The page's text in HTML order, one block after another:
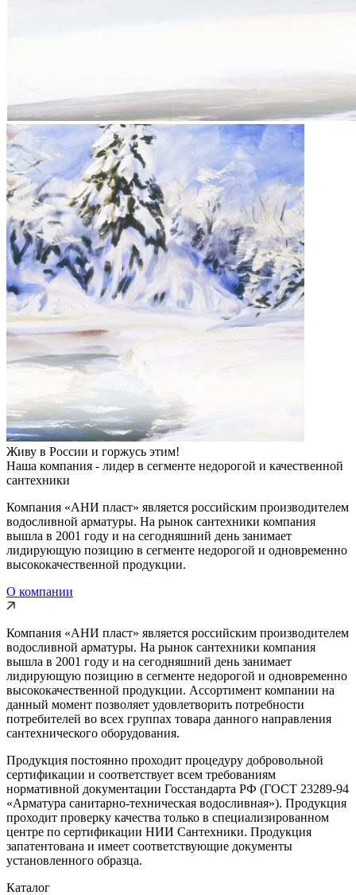
Живу в России и горжусь этим!
Наша компания - лидер в сегменте недорогой и качественной
сантехники
Компания «АНИ пласт» является российским производителем
водосливной арматуры. На рынок сантехники компания
вышла в 2001 году и на сегодняшний день занимает
лидирующую позицию в сегменте недорогой и одновременно
высококачественной продукции.
О компании
Компания «АНИ пласт» является российским производителем
водосливной арматуры. На рынок сантехники компания
вышла в 2001 году и на сегодняшний день занимает
лидирующую позицию в сегменте недорогой и одновременно
высококачественной продукции. Ассортимент компании на
данный момент позволяет удовлетворить потребности
потребителей во всех группах товара данного направления
сантехнического оборудования.
Продукция постоянно проходит процедуру добровольной
сертификации и соответствует всем требованиям
нормативной документации Госстандарта РФ (ГОСТ 23289-94
«Арматура санитарно-техническая водосливная»). Продукция
проходит проверку качества только в специализированном
центре по сертификации НИИ Сантехники. Продукция
запатентована и имеет соответствующие документы
установленного образца.
Каталог